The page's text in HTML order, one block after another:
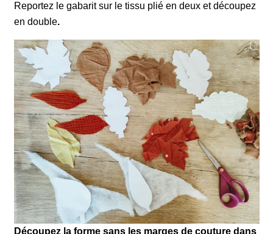
Reportez le gabarit sur le tissu plié en deux et découpez
en double.
Découpez la forme sans les marges de couture dans